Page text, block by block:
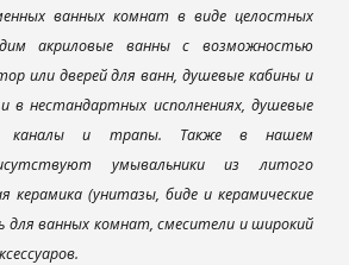
ванных комнат в виде целостных
акриловые ванны с возможностью
или дверей для ванн, душевые кабины и
в нестандартных исполнениях, душевые
каналы и трапы. Также в нашем
умывальники из литого
керамика (унитазы, биде и керамические
для ванных комнат, смесители и широкий